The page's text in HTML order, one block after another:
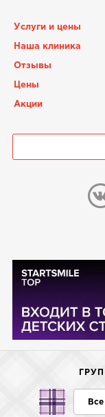
Услуги и цены
Наша клиника
Отзывы
Цены
Акции